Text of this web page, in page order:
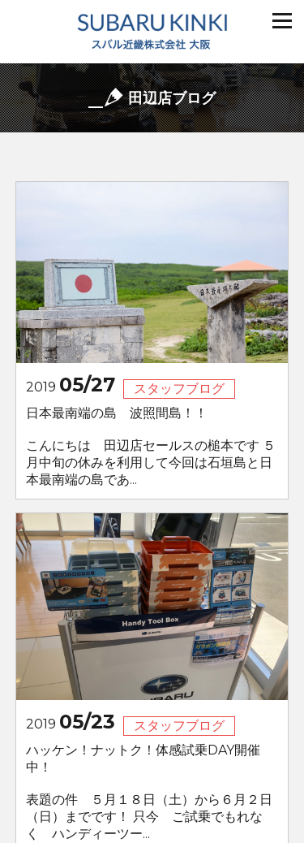
田辺店ブログ
2019 05/27
スタッフブログ
日本最南端の島 波照間島！！
こんにちは 田辺店セールスの槌本です ５
月中旬の休みを利用して今回は石垣島と日
本最南端の島であ...
2019 05/23
スタッフブログ
ハッケン！ナットク！体感試乗DAY開催
中！
表題の件 ５月１８日（土）から６月２日
（日）までです！ 只今 ご試乗でもれな
く ハンディーツー...